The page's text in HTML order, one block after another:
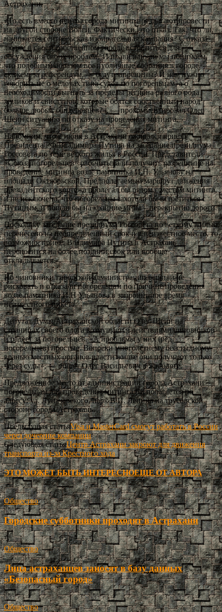
Астрахани.
«То есть вместо центра города митинг предлагают провести
на другой стороне Волги. Фактически, это отказ. Так, что ли,
начинается сентябрьская избирательная кампания? С отказа
людям в своем собственном городе встретиться для
обсуждения своих проблем? И правильно ли мы понимаем,
что подобным образом все публичные собрания в городе, —
скажем, за референдум, — будут запрещены? И нам нужно
говорить не о мелочах типа судов по погорельцам, а о
необходимости выгнать за пределы региона разного рода
жуликов и свистунов, которые боятся собственный народ
больше любых бандеровцев?», — прокомментировал Олег
Шеин ситуацию по отказу на проведения митинга.
Напомним, что 2 июня в Астрахани ожидался приезд
Президента РФ Владимира Путина на заседание президиума
Госсовета по теме ветхого жилья в России. Представители
«Союза погорельцев» рассчитывали получить разрешение на
проведение митинга возле памятника И.Н. Ульянову на
площади Октябрьской. Предполагаемый маршрут движения
президентского кортежа пролегал бы рядом с местом митинга,
и не исключено, что погорельцы захотели бы встретиться с
Путиным, и пошли бы на крайние меры – перекрытие дороги.
Поскольку заседание президиума Госсовета по ветхому жилью
перенесено на неопределенный срок и в неизвестное место, то
возможно, приезд Владимира Путина в Астрахань
переносится на более поздний срок или вообще
откладывается.
Но чиновники городской администрации решили не
рисковать и отказали погорельцам по причине проведения
возле памятника И.Н Ульянова в запрошенное время
неизвестного пикета.
Депутат Думы Астраханской области Олег Шеин на
страницах своего блога возмущается действиями чиновников
и радеет за погорельцев. «А проблемы у них (ред.
погорельцев) простые. Вопреки многолетнему бесстыдному
вранью местных органов власти жилье они получают только
через суды», — пишет Олег Васильевич в жж блоге.
Предложенное место от администрации города Астрахани
погорельцам для проведения митинга располагается по
адресу: ул. Луначарского, парк В.И. Ленина на трусовской
стороне города Астрахань.
Предыдущая статьяVisa и MasterCard смогут работать в России
через дочерние компании
Следующая статьяЦентр Астрахани закроют для движения
транспорта из-за Крестного хода
ЭТО МОЖЕТ БЫТЬ ИНТЕРЕСНОЕЩЕ ОТ АВТОРА
Общество
Городские субботники проходят в Астрахани
Общество
Лица астраханцев заносят в базу данных
«Безопасный город»
Общество